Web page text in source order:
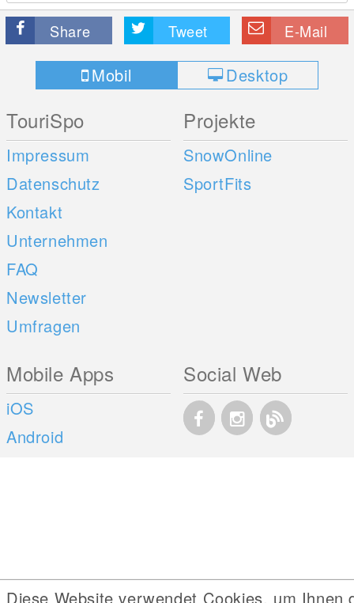
Share Tweet E-Mail
Mobil Desktop
TouriSpo
Impressum
Datenschutz
Kontakt
Unternehmen
FAQ
Newsletter
Umfragen
Projekte
SnowOnline
SportFits
Mobile Apps
iOS
Android
Social Web
Diese Website verwendet Cookies, um Ihnen